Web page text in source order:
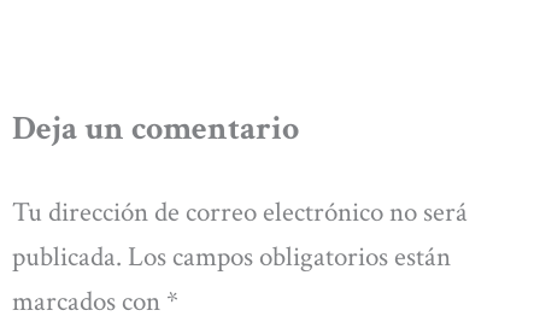
Deja un comentario
Tu dirección de correo electrónico no será
publicada. Los campos obligatorios están
marcados con *